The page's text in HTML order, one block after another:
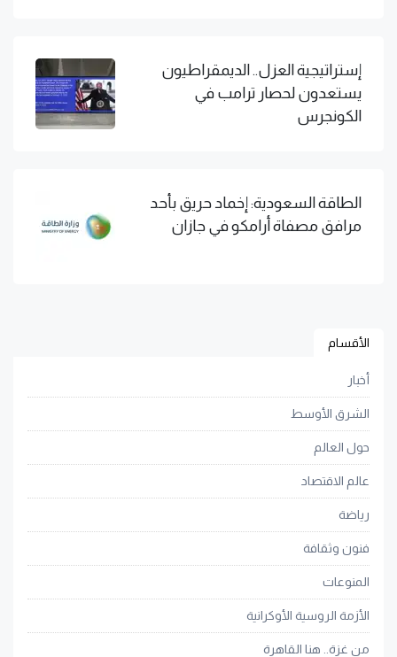
إستراتيجية العزل.. الديمقراطيون
يستعدون لحصار ترامب في
الكونجرس
الطاقة السعودية: إخماد حريق بأحد
مرافق مصفاة أرامكو في جازان
الأقسام
أخبار
الشرق الأوسط
حول العالم
عالم الاقتصاد
رياضة
فنون وثقافة
المنوعات
الأزمة الروسية الأوكرانية
من غزة.. هنا القاهرة